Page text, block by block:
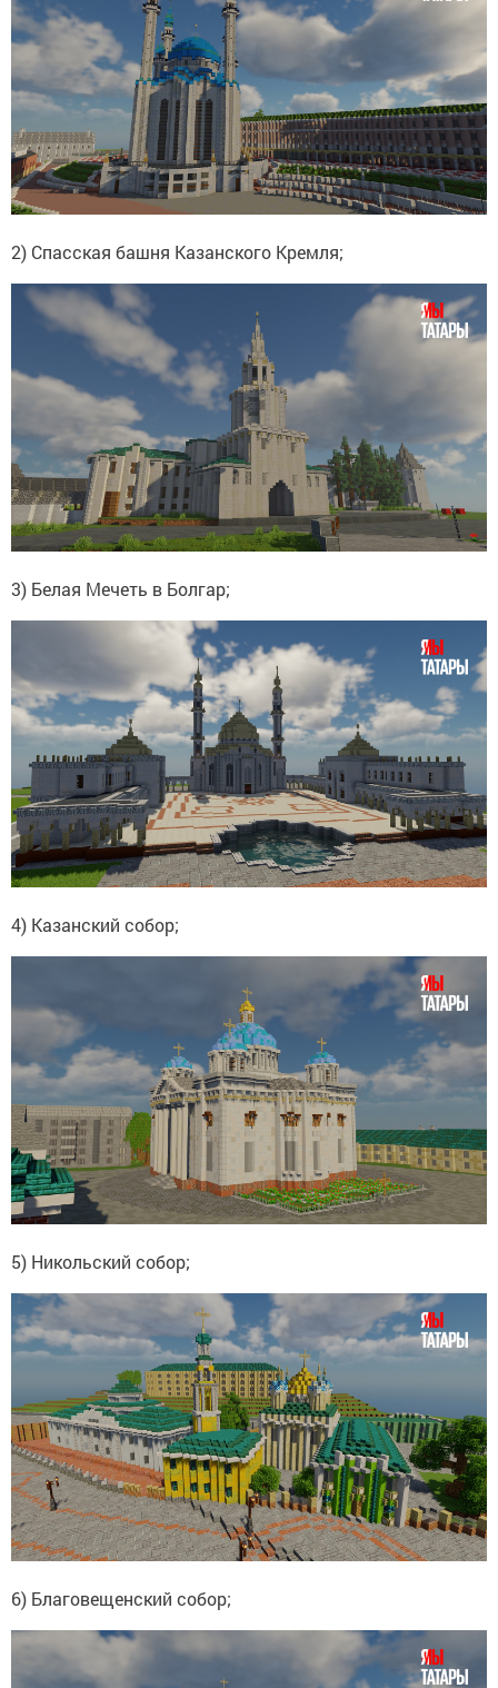
2) Спасская башня Казанского Кремля;
3) Белая Мечеть в Болгар;
4) Казанский собор;
5) Никольский собор;
6) Благовещенский собор;